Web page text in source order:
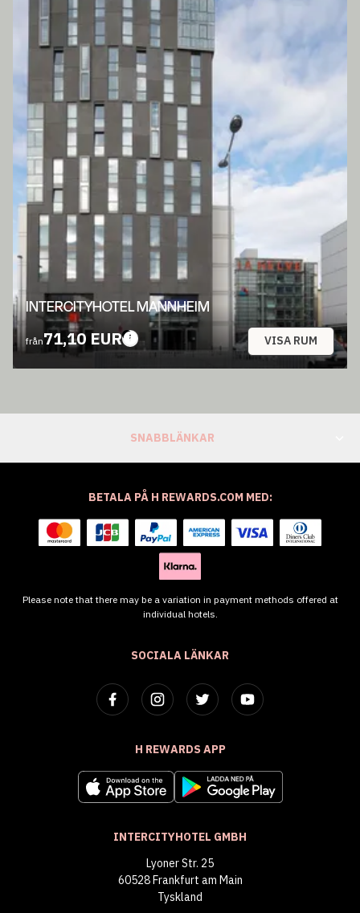
INTERCITYHOTEL MANNHEIM
från71,10 EUR VISA RUM
SNABBLÄNKAR
SOCIALA LÄNKAR
H REWARDS APP
INTERCITYHOTEL GMBH
Lyoner Str. 25
60528 Frankfurt am Main
Tyskland
BETALA PÅ H REWARDS.COM MED:
Please note that there may be a variation in payment methods offered at
individual hotels.